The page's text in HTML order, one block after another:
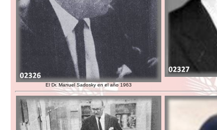
El Dr. Manuel Sadosky en el año 1963